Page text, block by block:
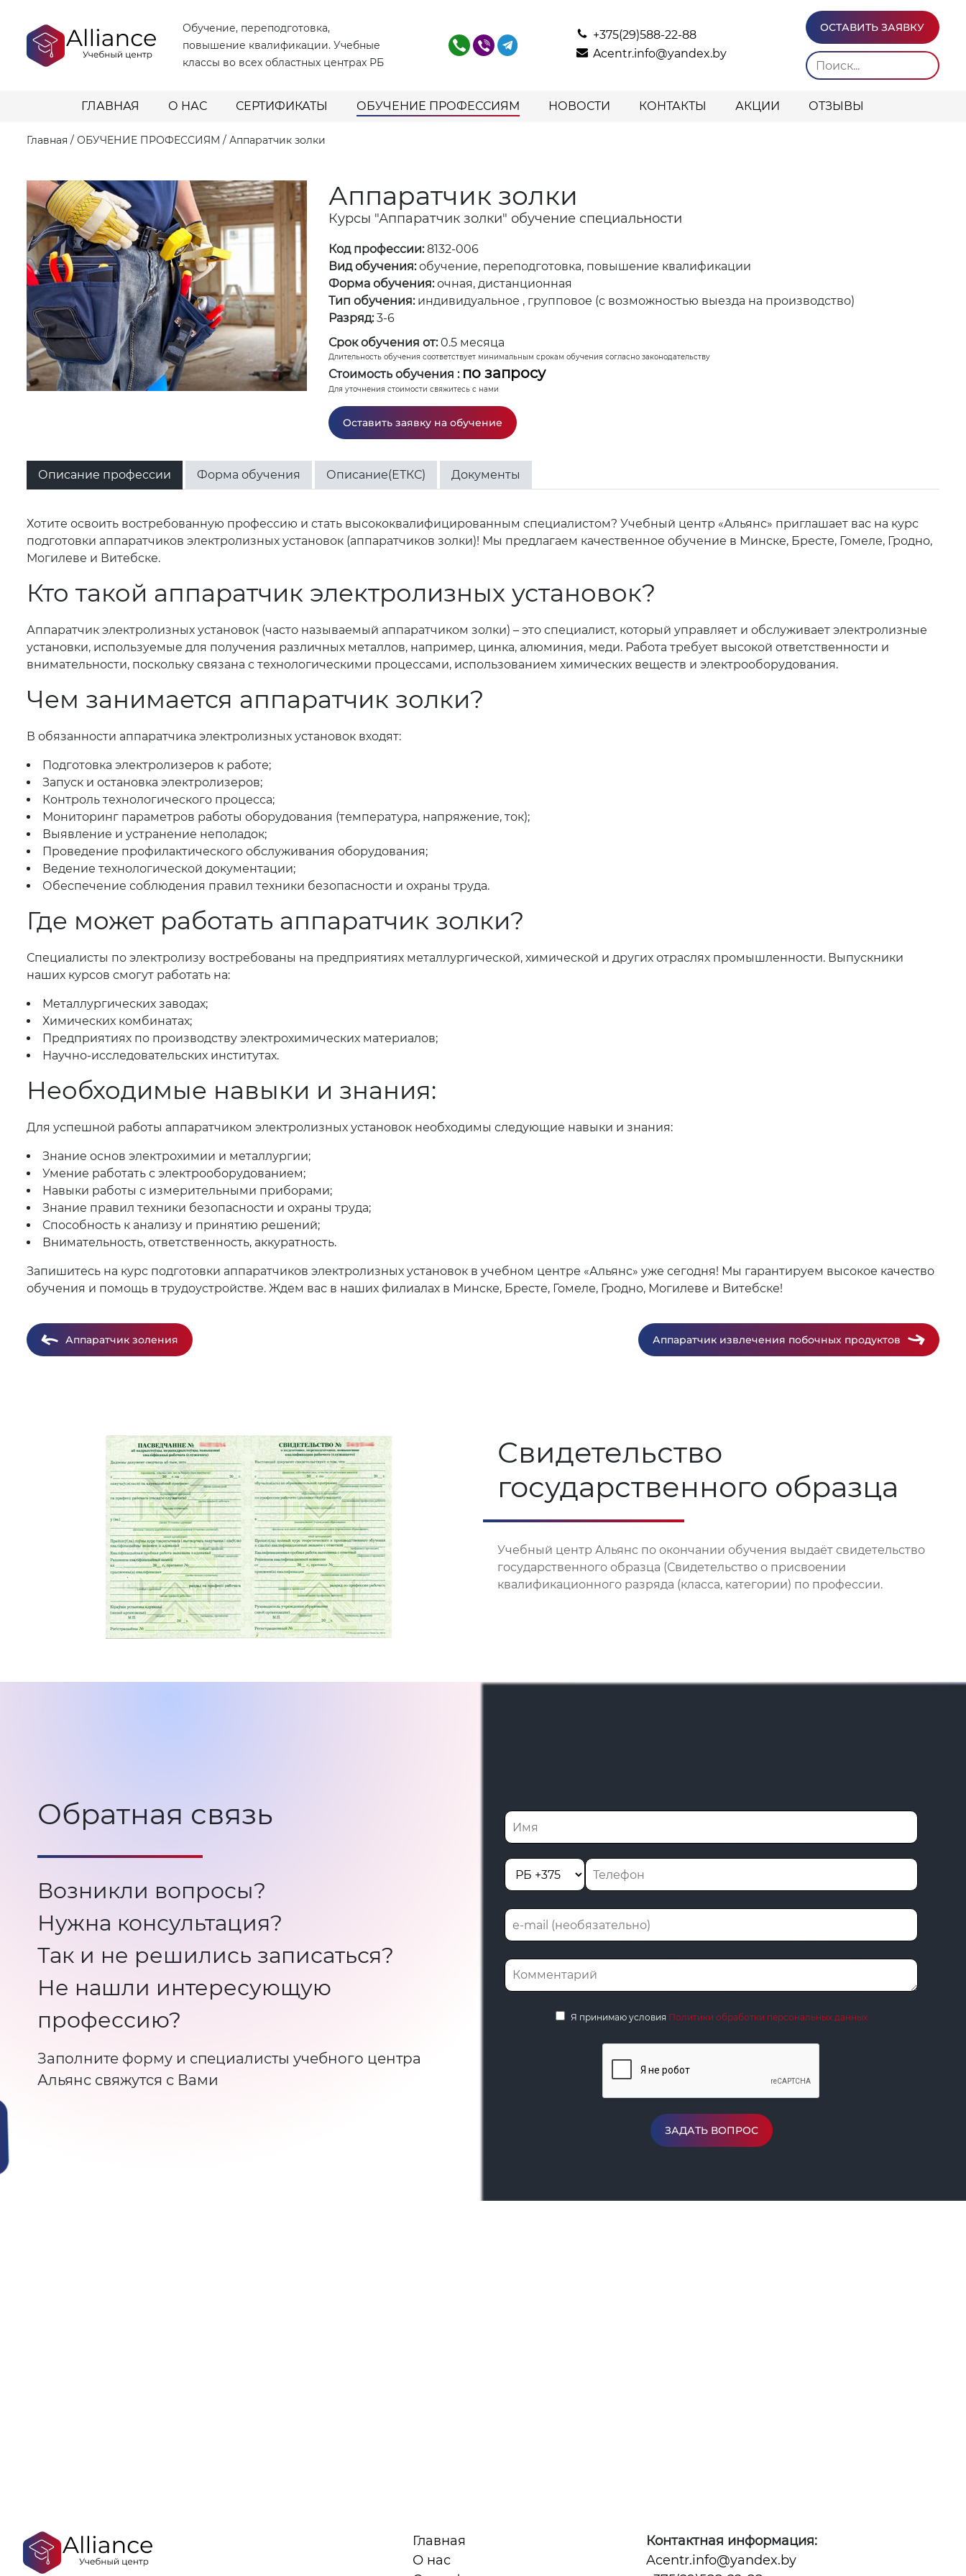
Обучение, переподготовка,
повышение квалификации. Учебные
классы во всех областных центрах РБ
+375(29)588-22-88
Acentr.info@yandex.by
ОСТАВИТЬ ЗАЯВКУ
ГЛАВНАЯ О НАС СЕРТИФИКАТЫ ОБУЧЕНИЕ ПРОФЕССИЯМ НОВОСТИ КОНТАКТЫ АКЦИИ ОТЗЫВЫ
Главная / ОБУЧЕНИЕ ПРОФЕССИЯМ / Аппаратчик золки
Аппаратчик золки
Курсы "Аппаратчик золки" обучение специальности
Код профессии:8132-006
Вид обучения: обучение, переподготовка, повышение квалификации
Форма обучения: очная, дистанционная
Тип обучения: индивидуальное , групповое (с возможностью выезда на производство)
Разряд: 3-6
Срок обучения от: 0.5 месяца
Длительность обучения соответствует минимальным срокам обучения согласно законодательству
Стоимость обучения : по запросу
Для уточнения стоимости свяжитесь с нами
Оставить заявку на обучение
Описание профессии Форма обучения Описание(ЕТКС) Документы
Хотите освоить востребованную профессию и стать высококвалифицированным специалистом? Учебный центр «Альянс» приглашает вас на курс
подготовки аппаратчиков электролизных установок (аппаратчиков золки)! Мы предлагаем качественное обучение в Минске, Бресте, Гомеле, Гродно,
Могилеве и Витебске.
Кто такой аппаратчик электролизных установок?
Аппаратчик электролизных установок (часто называемый аппаратчиком золки) – это специалист, который управляет и обслуживает электролизные
установки, используемые для получения различных металлов, например, цинка, алюминия, меди. Работа требует высокой ответственности и
внимательности, поскольку связана с технологическими процессами, использованием химических веществ и электрооборудования.
Чем занимается аппаратчик золки?
В обязанности аппаратчика электролизных установок входят:
Подготовка электролизеров к работе;
Запуск и остановка электролизеров;
Контроль технологического процесса;
Мониторинг параметров работы оборудования (температура, напряжение, ток);
Выявление и устранение неполадок;
Проведение профилактического обслуживания оборудования;
Ведение технологической документации;
Обеспечение соблюдения правил техники безопасности и охраны труда.
Где может работать аппаратчик золки?
Специалисты по электролизу востребованы на предприятиях металлургической, химической и других отраслях промышленности. Выпускники
наших курсов смогут работать на:
Металлургических заводах;
Химических комбинатах;
Предприятиях по производству электрохимических материалов;
Научно-исследовательских институтах.
Необходимые навыки и знания:
Для успешной работы аппаратчиком электролизных установок необходимы следующие навыки и знания:
Знание основ электрохимии и металлургии;
Умение работать с электрооборудованием;
Навыки работы с измерительными приборами;
Знание правил техники безопасности и охраны труда;
Способность к анализу и принятию решений;
Внимательность, ответственность, аккуратность.
Запишитесь на курс подготовки аппаратчиков электролизных установок в учебном центре «Альянс» уже сегодня! Мы гарантируем высокое качество
обучения и помощь в трудоустройстве. Ждем вас в наших филиалах в Минске, Бресте, Гомеле, Гродно, Могилеве и Витебске!
Аппаратчик золения Аппаратчик извлечения побочных продуктов
Свидетельство
государственного образца
Учебный центр Альянс по окончании обучения выдаёт свидетельство
государственного образца (Свидетельство о присвоении
квалификационного разряда (класса, категории) по профессии.
Обратная связь
Возникли вопросы?
Нужна консультация?
Так и не решились записаться?
Не нашли интересующую
профессию?
Заполните форму и специалисты учебного центра
Альянс свяжутся с Вами
Я принимаю условия Политики обработки персональных данных
ЗАДАТЬ ВОПРОС
Главная
О нас
Контактная информация:
Acentr.info@yandex.by